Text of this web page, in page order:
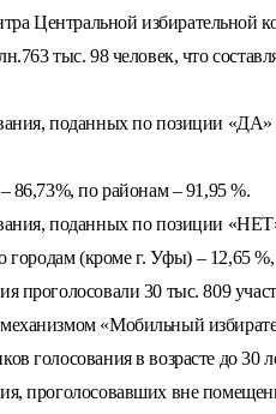
Центральной избирательной
тыс. 98 человек, что
поданных по позиции
86,73%, по районам – 91,95 %.
поданных по позиции
городам (кроме г. Уфы) – 12,65
проголосовали 30 тыс. 809
«Мобильный
голосования в возрасте до 30
проголосовавших вне